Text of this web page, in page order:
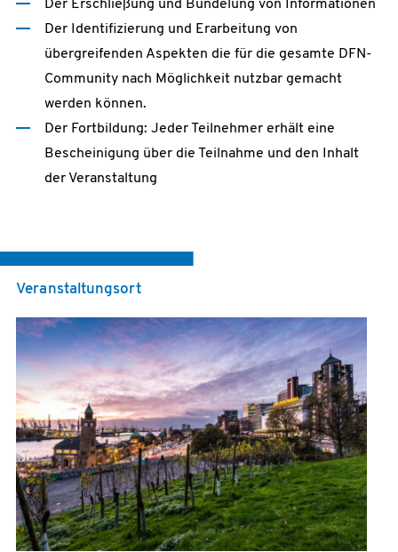
Der Erschließung und Bündelung von Informationen
Der Identifizierung und Erarbeitung von
übergreifenden Aspekten die für die gesamte DFN-
Community nach Möglichkeit nutzbar gemacht
werden können.
Der Fortbildung: Jeder Teilnehmer erhält eine
Bescheinigung über die Teilnahme und den Inhalt
der Veranstaltung
Veranstaltungsort